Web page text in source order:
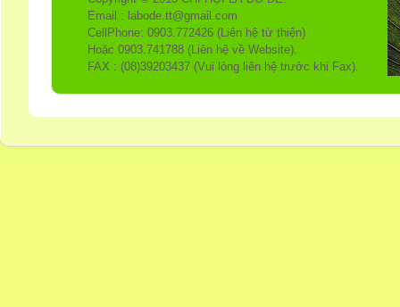
Email : labode.tt@gmail.com
CellPhone: 0903.772426 (Liên hệ từ thiện)
Hoặc 0903.741788 (Liên hệ về Website).
FAX : (08)39203437 (Vui lòng liên hệ trước khi Fax).